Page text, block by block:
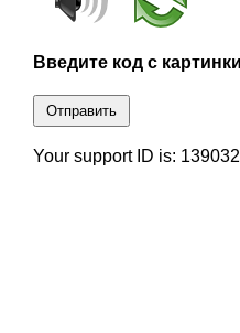
Введите код с
Отправить
Your support ID is: